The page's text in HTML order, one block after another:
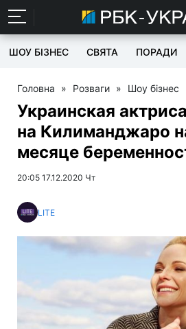
ШОУ БІЗНЕС СВЯТА ПОРАДИ
Головна » Розваги » Шоу бізнес
Украинская
на Килиманджаро
месяце
20:05 17.12.2020 Чт
LITE